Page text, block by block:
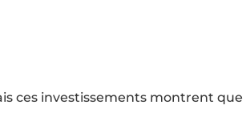
ces investissements montrent que